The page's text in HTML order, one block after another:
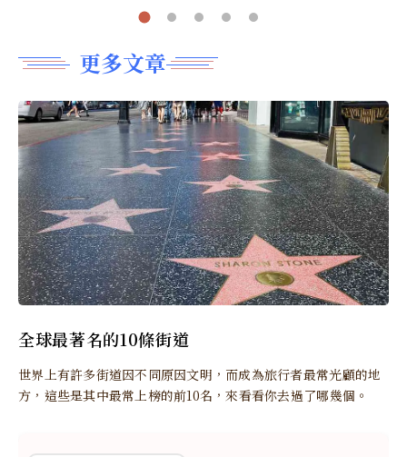
更多文章
全球最著名的10條街道
世界上有許多街道因不同原因文明，而成為旅行者最常光顧的地
方，這些是其中最常上榜的前10名，來看看你去過了哪幾個。